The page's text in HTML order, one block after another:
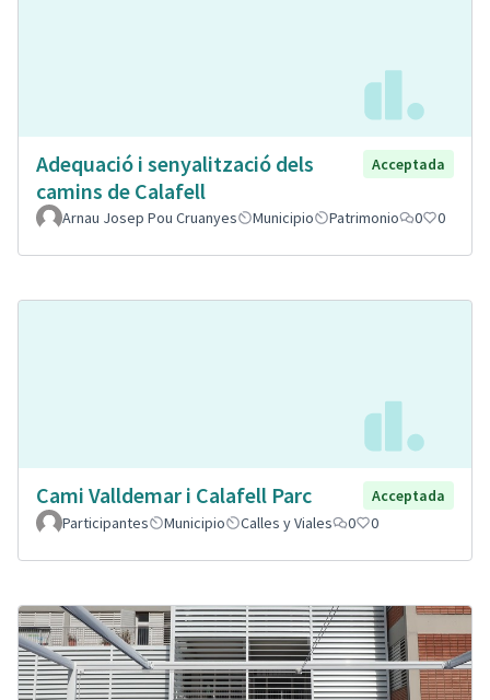
Adequació i senyalització dels
camins de Calafell
Acceptada
Arnau Josep Pou Cruanyes Municipio Patrimonio 0 0
Cami Valldemar i Calafell Parc
Acceptada
Participantes
Municipio Calles y Viales 0 0